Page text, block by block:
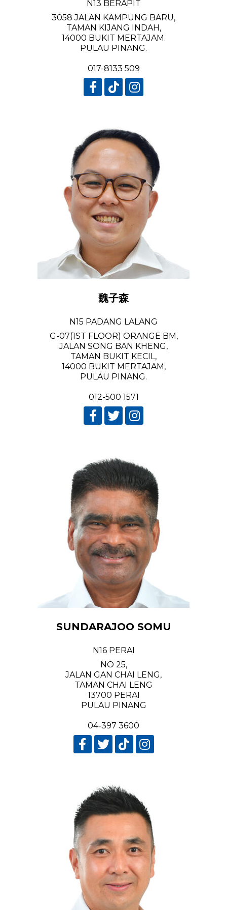
N13 BERAPIT
3058 JALAN KAMPUNG BARU,
TAMAN KIJANG INDAH,
14000 BUKIT MERTAJAM.
PULAU PINANG.
017-8133 509
魏子森
N15 PADANG LALANG
G-07(1ST FLOOR) ORANGE BM,
JALAN SONG BAN KHENG,
TAMAN BUKIT KECIL,
14000 BUKIT MERTAJAM,
PULAU PINANG.
012-500 1571
SUNDARAJOO SOMU
N16 PERAI
NO 25,
JALAN GAN CHAI LENG,
TAMAN CHAI LENG
13700 PERAI
PULAU PINANG
04-397 3600